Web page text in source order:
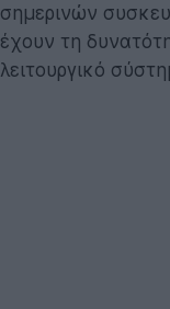
σημερινών
έχουν τη
λειτουργικό